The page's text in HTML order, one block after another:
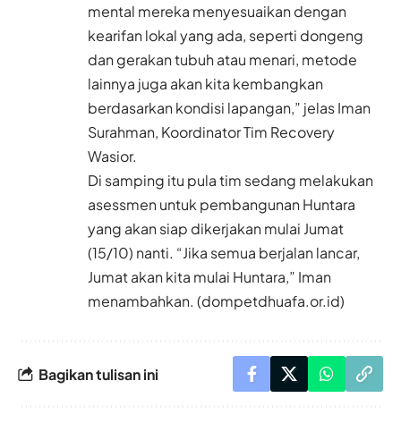
mental mereka menyesuaikan dengan
kearifan lokal yang ada, seperti dongeng
dan gerakan tubuh atau menari, metode
lainnya juga akan kita kembangkan
berdasarkan kondisi lapangan,” jelas Iman
Surahman, Koordinator Tim Recovery
Wasior.
Di samping itu pula tim sedang melakukan
asessmen untuk pembangunan Huntara
yang akan siap dikerjakan mulai Jumat
(15/10) nanti. “Jika semua berjalan lancar,
Jumat akan kita mulai Huntara,” Iman
menambahkan. (dompetdhuafa.or.id)
Bagikan tulisan ini